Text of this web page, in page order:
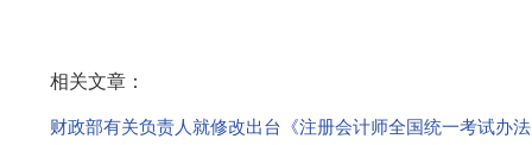
相关文章：
财政部有关负责人就修改出台《注册会计师全国统一考试办